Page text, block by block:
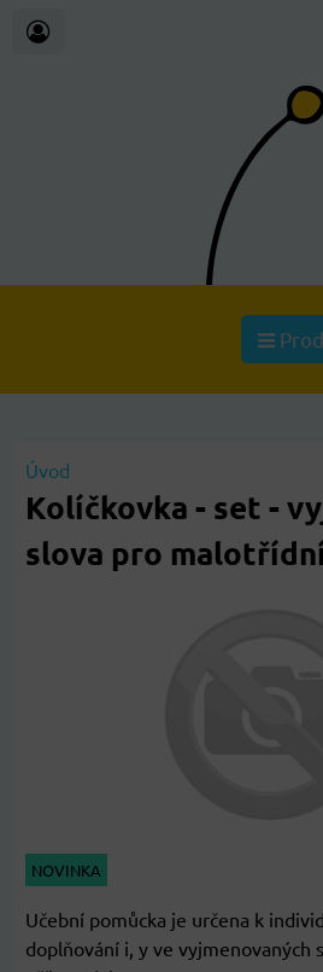
Úvod
Kolíčkovka - set -
slova pro
NOVINKA
Učební pomůcka je určena k
doplňování i, y ve vyjmenovaných